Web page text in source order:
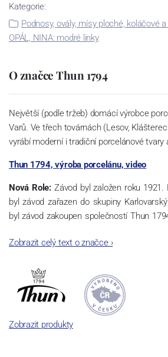
Kategorie:
Podnosy, ovály, mísy ploché, koláčové
OPÁL, NINA: modré linky
O značce Thun 1794
Největší (podle tržeb) domácí výrobce
Varů. Ve třech továrnách (Lesov,
vyrábí moderní i tradiční porcelánové tvary
Thun 1794, výroba porcelánu, video
Nová Role: Závod byl založen roku
byl závod zařazen do skupiny
byl závod zakoupen společností Thun
společnosti a v jejím areálu jsou umístěny
a ve své výrobě navazuje na více jak
porcelánu. Kapacita tohoto závodu je
závod je vybaven moderními
isostatické lisy, tlakové lití, glazovací
komorová pec, vtavná dekorační pec.
Zobrazit celý text o značce›
Zobrazit produkty